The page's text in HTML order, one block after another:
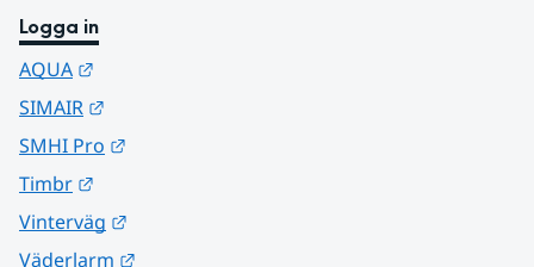
Logga in
AQUA
SIMAIR
SMHI Pro
Timbr
Vinterväg
Väderlarm